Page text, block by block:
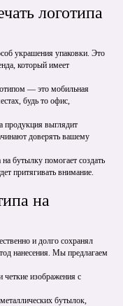
логотипа
украшения упаковки. Это
который имеет
— это мобильная
будь то офис,
продукция выглядит
доверять вашему
бутылку помогает создать
притягивать внимание.
на
и долго сохранял
нанесения. Мы предлагаем
четкие изображения с
бутылок,